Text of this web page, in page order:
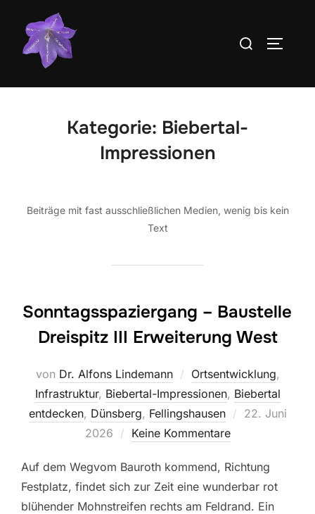
Inhalt
springen
Suchen
Kategorie: Biebertal-
Impressionen
Beiträge mit fast ausschließlichen Medien, wenig bis kein
Text
Sonntagsspaziergang – Baustelle
Dreispitz III Erweiterung West
von Dr. Alfons Lindemann Ortsentwicklung,
Infrastruktur, Biebertal-Impressionen, Biebertal
entdecken, Dünsberg, Fellingshausen
Veröffentlicht
22. Juni
2026
Keine Kommentare
Auf dem Wegvom Bauroth kommend, Richtung
Festplatz, findet sich zur Zeit eine wunderbar rot
blühender Mohnstreifen rechts am Feldrand. Ein